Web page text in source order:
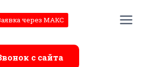
через МАКС
с сайта